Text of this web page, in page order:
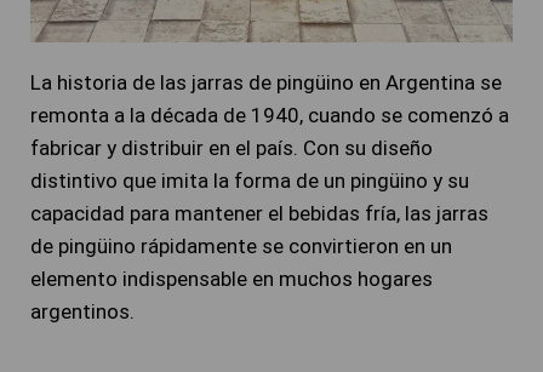
La historia de las jarras de pingüino en Argentina se
remonta a la década de 1940, cuando se comenzó a
fabricar y distribuir en el país. Con su diseño
distintivo que imita la forma de un pingüino y su
capacidad para mantener el bebidas fría, las jarras
de pingüino rápidamente se convirtieron en un
elemento indispensable en muchos hogares
argentinos.